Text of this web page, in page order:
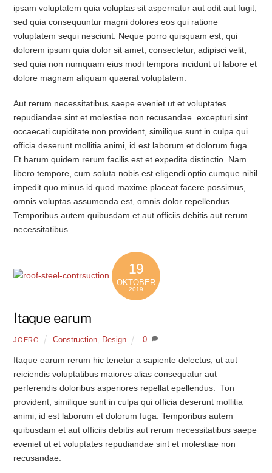
ipsam voluptatem quia voluptas sit aspernatur aut odit aut fugit,
sed quia consequuntur magni dolores eos qui ratione
voluptatem sequi nesciunt. Neque porro quisquam est, qui
dolorem ipsum quia dolor sit amet, consectetur, adipisci velit,
sed quia non numquam eius modi tempora incidunt ut labore et
dolore magnam aliquam quaerat voluptatem.
Aut rerum necessitatibus saepe eveniet ut et voluptates
repudiandae sint et molestiae non recusandae. excepturi sint
occaecati cupiditate non provident, similique sunt in culpa qui
officia deserunt mollitia animi, id est laborum et dolorum fuga.
Et harum quidem rerum facilis est et expedita distinctio. Nam
libero tempore, cum soluta nobis est eligendi optio cumque nihil
impedit quo minus id quod maxime placeat facere possimus,
omnis voluptas assumenda est, omnis dolor repellendus.
Temporibus autem quibusdam et aut officiis debitis aut rerum
necessitatibus.
19
OKTOBER
2019
Itaque earum
JOERG Construction Design 0
Itaque earum rerum hic tenetur a sapiente delectus, ut aut
reiciendis voluptatibus maiores alias consequatur aut
perferendis doloribus asperiores repellat epellendus. Ton
provident, similique sunt in culpa qui officia deserunt mollitia
animi, id est laborum et dolorum fuga. Temporibus autem
quibusdam et aut officiis debitis aut rerum necessitatibus saepe
eveniet ut et voluptates repudiandae sint et molestiae non
recusandae.